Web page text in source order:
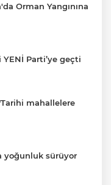
Orman Yangınına
YENİ Parti’ye geçti
mahallelere
yoğunluk sürüyor